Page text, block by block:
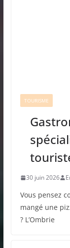
TOURISME
30 juin 2026
Vous pensez
mangé une
? L’Ombrie